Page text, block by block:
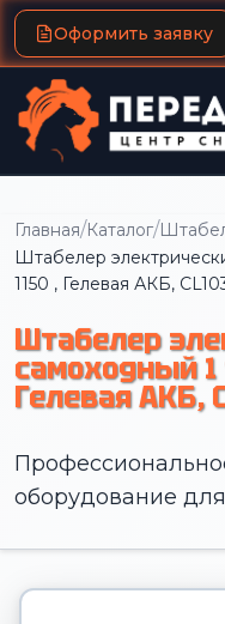
Оформить заявку
Главная/Каталог/
Штабелер
1150 , Гелевая АКБ,
Штабелер
самоходный 1
Гелевая АКБ,
оборудование